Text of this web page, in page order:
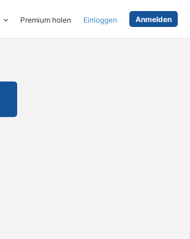
Premium holen Einloggen Anmelden